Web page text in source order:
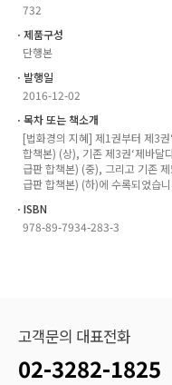
732
ㆍ제품구성
단행본
ㆍ발행일
2016-12-02
ㆍ목차 또는 책소개
[법화경의 지혜] 제1권부터 제3
합책본) (상), 기존 제3권‘제바달
급판 합책본) (중), 그리고 기존
급판 합책본) (하)에 수록되었습
ㆍISBN
978-89-7934-283-3
고객문의 대표전화
02-3282-1825